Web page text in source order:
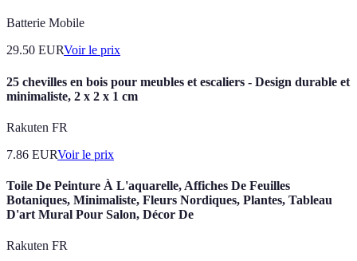
Batterie Mobile
29.50 EURVoir le prix
25 chevilles en bois pour meubles et escaliers - Design durable et
minimaliste, 2 x 2 x 1 cm
Rakuten FR
7.86 EURVoir le prix
Toile De Peinture À L'aquarelle, Affiches De Feuilles
Botaniques, Minimaliste, Fleurs Nordiques, Plantes, Tableau
D'art Mural Pour Salon, Décor De
Rakuten FR